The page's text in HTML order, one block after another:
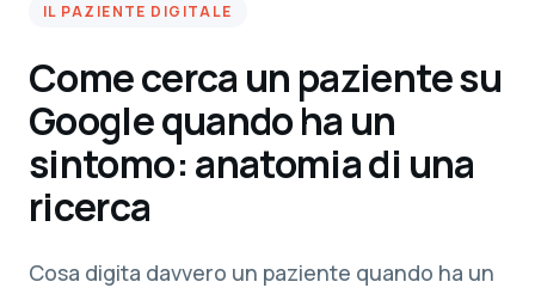
IL PAZIENTE DIGITALE
Come cerca un paziente su
Google quando ha un
sintomo: anatomia di una
ricerca
Cosa digita davvero un paziente quando ha un